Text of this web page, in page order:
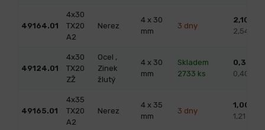
49164.01
4x30
TX20
A2
Nerez
4 x 30
mm
3 dny
2,10
2,54 s
49124.01
4x30
TX20
ZŽ
Ocel ,
Zinek
žlutý
4 x 30
mm
Skladem
2733 ks
0,33
0,40 s
49165.01
4x35
TX20
A2
Nerez
4 x 35
mm
3 dny
1,00
1,21 s